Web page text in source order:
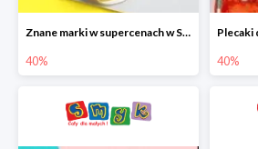
Znane marki w supercenach w Smyku - buty do -40%
40% 40%